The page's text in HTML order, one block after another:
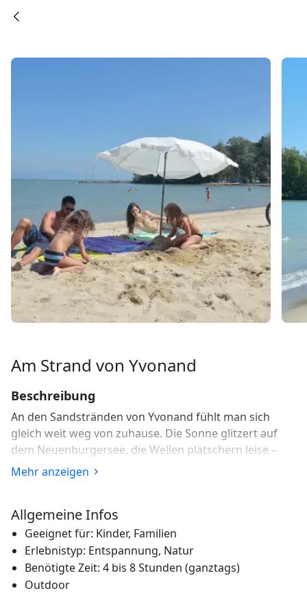
Am Strand von Yvonand
Beschreibung
An den Sandstränden von Yvonand fühlt man sich
gleich weit weg von zuhause. Die Sonne glitzert auf
dem Neuenburgersee, die Wellen plätschern leise –
fast wie am Meer.
von Yvonand bezaubern durch feinen Sand und
türkisblaues Wasser. Sie liegen mitten im Grünen und
sind perfekt zum Träumen und Ausspannen. Solche
Sandstrände findet man in der Schweiz selten: Sie
fallen flach ins Wasser ab, das nur eine geringe
Mehr anzeigen
Allgemeine Infos
Geeignet für: Kinder, Familien
Erlebnistyp: Entspannung, Natur
Benötigte Zeit: 4 bis 8 Stunden (ganztags)
Outdoor